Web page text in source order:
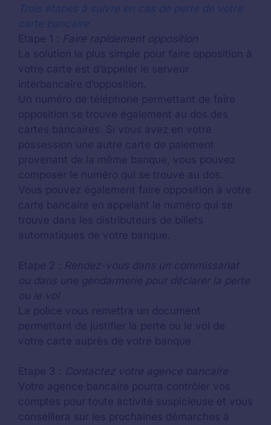
Trois étapes à suivre en cas de perte de votre
carte bancaire
Etape 1 : Faire rapidement opposition
La solution la plus simple pour faire opposition à
votre carte est d’appeler le serveur
interbancaire d’opposition.
Un numéro de téléphone permettant de faire
opposition se trouve également au dos des
cartes bancaires. Si vous avez en votre
possession une autre carte de paiement
provenant de la même banque, vous pouvez
composer le numéro qui se trouve au dos.
Vous pouvez également faire opposition à votre
carte bancaire en appelant le numéro qui se
trouve dans les distributeurs de billets
automatiques de votre banque.
Etape 2 : Rendez-vous dans un commissariat
ou dans une gendarmerie pour déclarer la perte
ou le vol
La police vous remettra un document
permettant de justifier la perte ou le vol de
votre carte auprès de votre banque.
Etape 3 : Contactez votre agence bancaire
Votre agence bancaire pourra contrôler vos
comptes pour toute activité suspicieuse et vous
conseillera sur les prochaines démarches à